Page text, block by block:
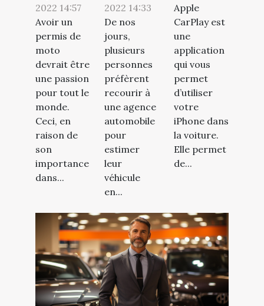
2022 14:57
Avoir un
permis de
moto
devrait être
une passion
pour tout le
monde.
Ceci, en
raison de
son
importance
dans...
2022 14:33
De nos
jours,
plusieurs
personnes
préfèrent
recourir à
une agence
automobile
pour
estimer
leur
véhicule
en...
Apple
CarPlay est
une
application
qui vous
permet
d’utiliser
votre
iPhone dans
la voiture.
Elle permet
de...